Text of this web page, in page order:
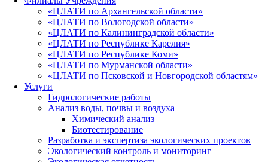
«ЦЛАТИ по Архангельской области»
«ЦЛАТИ по Вологодской области»
«ЦЛАТИ по Калининградской области»
«ЦЛАТИ по Республике Карелия»
«ЦЛАТИ по Республике Коми»
«ЦЛАТИ по Мурманской области»
«ЦЛАТИ по Псковской и Новгородской областям»
Услуги
Гидрологические работы
Анализ воды, почвы и воздуха
Химический анализ
Биотестирование
Разработка и экспертиза экологических проектов
Экологический контроль и мониторинг